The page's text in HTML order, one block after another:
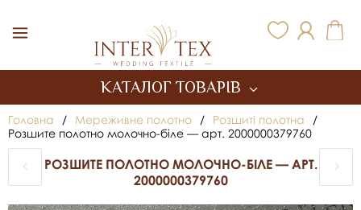
КАТАЛОГ ТОВАРІВ
Головна / Мереживне полотно / Розшиті полотна
/
Розшите полотно молочно-біле — арт. 2000000379760
РОЗШИТЕ ПОЛОТНО МОЛОЧНО-БІЛЕ — АРТ.
2000000379760